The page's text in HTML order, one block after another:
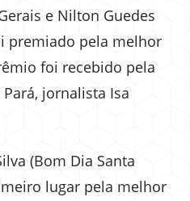
e Nilton Guedes
premiado pela melhor
foi recebido pela
Pará, jornalista Isa
(Bom Dia Santa
lugar pela melhor